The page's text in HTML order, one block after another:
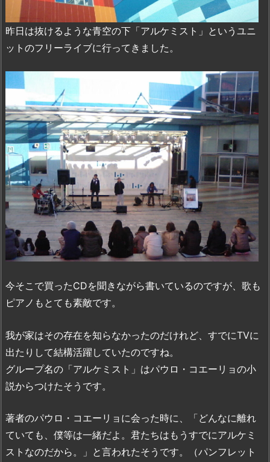
昨日は抜けるような青空の下「アルケミスト」というユニ
ットのフリーライブに行ってきました。
今そこで買ったCDを聞きながら書いているのですが、歌も
ピアノもとても素敵です。
我が家はその存在を知らなかったのだけれど、すでにTVに
出たりして結構活躍していたのですね。
グループ名の「アルケミスト」はパウロ・コエーリョの小
説からつけたそうです。
著者のパウロ・コエーリョに会った時に、「どんなに離れ
ていても、僕等は一緒だよ。君たちはもうすでにアルケミ
ストなのだから。」と言われたそうです。（パンフレット